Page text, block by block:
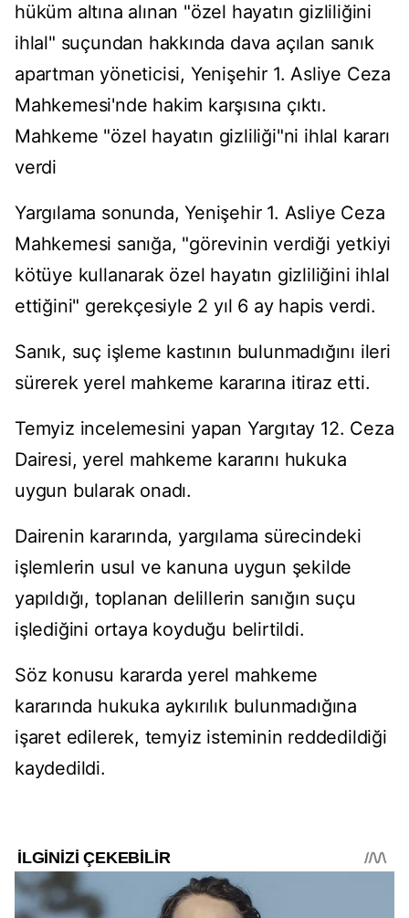
hüküm altına alınan "özel hayatın gizliliğini
ihlal" suçundan hakkında dava açılan sanık
apartman yöneticisi, Yenişehir 1. Asliye Ceza
Mahkemesi'nde hakim karşısına çıktı.
Mahkeme "özel hayatın gizliliği"ni ihlal kararı
verdi
Yargılama sonunda, Yenişehir 1. Asliye Ceza
Mahkemesi sanığa, "görevinin verdiği yetkiyi
kötüye kullanarak özel hayatın gizliliğini ihlal
ettiğini" gerekçesiyle 2 yıl 6 ay hapis verdi.
Sanık, suç işleme kastının bulunmadığını ileri
sürerek yerel mahkeme kararına itiraz etti.
Temyiz incelemesini yapan Yargıtay 12. Ceza
Dairesi, yerel mahkeme kararını hukuka
uygun bularak onadı.
Dairenin kararında, yargılama sürecindeki
işlemlerin usul ve kanuna uygun şekilde
yapıldığı, toplanan delillerin sanığın suçu
işlediğini ortaya koyduğu belirtildi.
Söz konusu kararda yerel mahkeme
kararında hukuka aykırılık bulunmadığına
işaret edilerek, temyiz isteminin reddedildiği
kaydedildi.